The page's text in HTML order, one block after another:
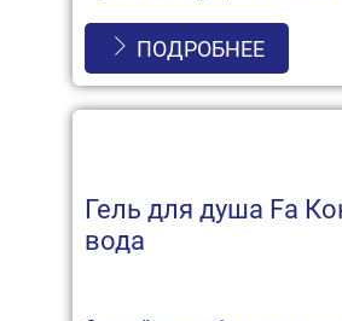
ПОДРОБНЕЕ
Гель для душа Fa
вода